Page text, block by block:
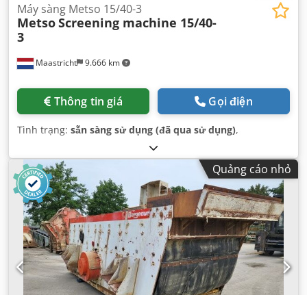
Maastricht 9.666 km
Máy sàng Metso 15/40-3
MetsoScreening machine 15/40-
3
Thông tin giá Gọi điện
Tình trạng: sẵn sàng sử dụng (đã qua sử dụng),
Quảng cáo nhỏ